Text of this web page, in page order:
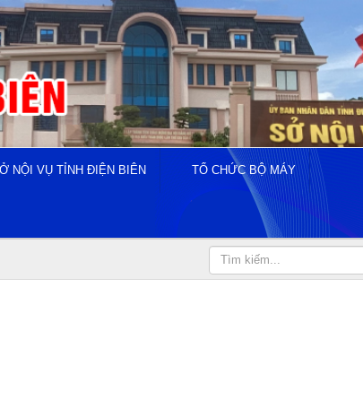
NỘI VỤ TỈNH ĐIỆN BIÊN TỔ CHỨC BỘ MÁY